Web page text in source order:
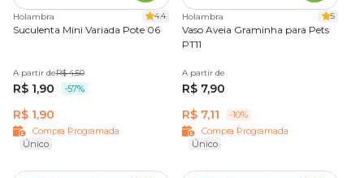
preço baixo, a loja online da Cobasi é o lugar certo! Só aqui
você encontra
terras eacessórios para jardimem
condições que cabem no seu bolso. Com a
Compra
de seus pedidos para quando desejar. Aproveite!
Holambra 4.4
Suculenta Mini Variada Pote 06
A partir deR$ 4,50
R$ 1,90 -57%
R$ 1,90
Compra Programada
Único
Holambra 5
Vaso Aveia Graminha para Pets
PT11
A partir de
R$ 7,90
R$ 7,11
-10%
Compra Programada
Único